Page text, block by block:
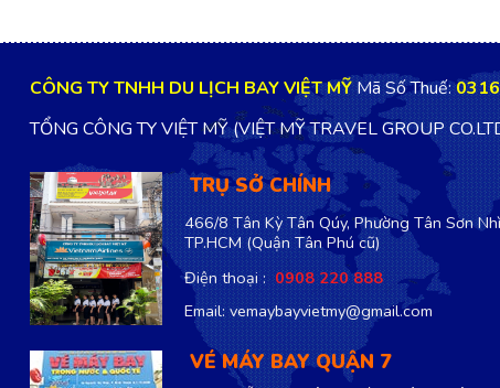
CÔNG TY TNHH DU LỊCH BAY VIỆT MỸMã Số Thuế:
TỔNG CÔNG TY VIỆT MỸ (VIỆT MỸ TRAVEL GROUP
TRỤ SỞ CHÍNH
466/8 Tân Kỳ Tân Qúy, Phường Tân Sơn
TP.HCM(Quận Tân Phú cũ)
Điện thoại :0908 220 888
Email: vemaybayvietmy@gmail.com
VÉ MÁY BAY QUẬN 7